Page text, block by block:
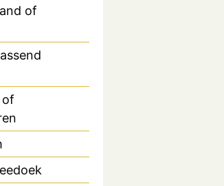
of
of